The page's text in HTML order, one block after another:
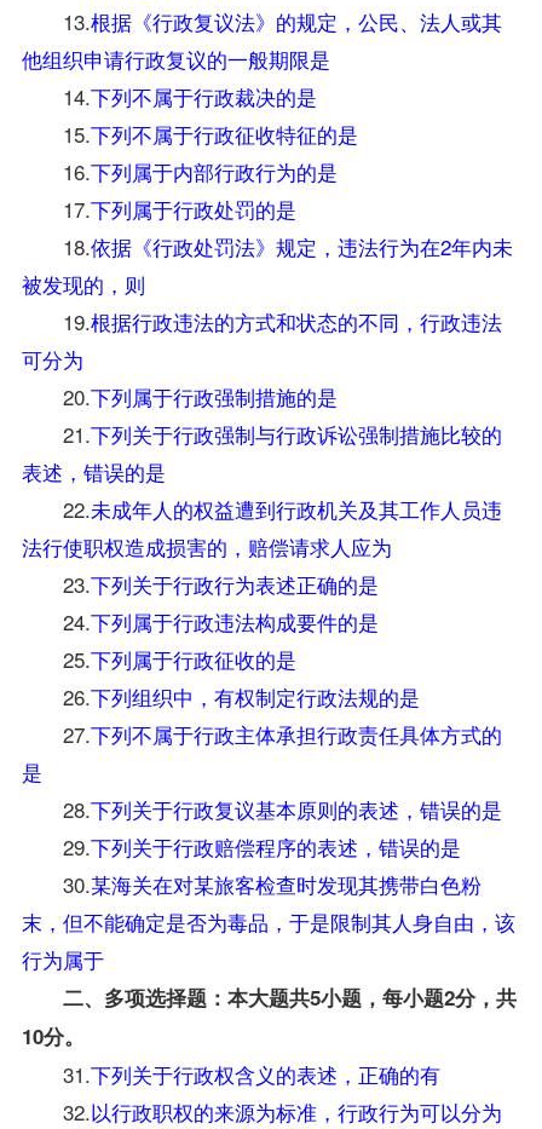
13.根据《行政复议法》的规定，公民、法人或其
他组织申请行政复议的一般期限是
14.下列不属于行政裁决的是
15.下列不属于行政征收特征的是
16.下列属于内部行政行为的是
17.下列属于行政处罚的是
18.依据《行政处罚法》规定，违法行为在2年内未
被发现的，则
19.根据行政违法的方式和状态的不同，行政违法
可分为
20.下列属于行政强制措施的是
21.下列关于行政强制与行政诉讼强制措施比较的
表述，错误的是
22.未成年人的权益遭到行政机关及其工作人员违
法行使职权造成损害的，赔偿请求人应为
23.下列关于行政行为表述正确的是
24.下列属于行政违法构成要件的是
25.下列属于行政征收的是
26.下列组织中，有权制定行政法规的是
27.下列不属于行政主体承担行政责任具体方式的
是
28.下列关于行政复议基本原则的表述，错误的是
29.下列关于行政赔偿程序的表述，错误的是
30.某海关在对某旅客检查时发现其携带白色粉
末，但不能确定是否为毒品，于是限制其人身自由，该
行为属于
二、多项选择题：本大题共5小题，每小题2分，共
10分。
31.下列关于行政权含义的表述，正确的有
32.以行政职权的来源为标准，行政行为可以分为